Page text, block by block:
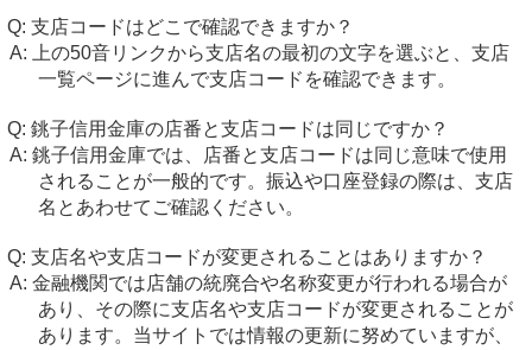
支店コードはどこで確認できますか？
上の50音リンクから支店名の最初の文字を選ぶと、支店
一覧ページに進んで支店コードを確認できます。
銚子信用金庫の店番と支店コードは同じですか？
銚子信用金庫では、店番と支店コードは同じ意味で使用
されることが一般的です。振込や口座登録の際は、支店
名とあわせてご確認ください。
支店名や支店コードが変更されることはありますか？
金融機関では店舗の統廃合や名称変更が行われる場合が
あり、その際に支店名や支店コードが変更されることが
あります。当サイトでは情報の更新に努めていますが、